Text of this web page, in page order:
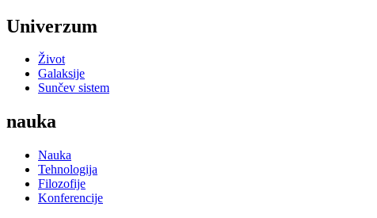
Univerzum
Život
Galaksije
Sunčev sistem
nauka
Nauka
Tehnologija
Filozofije
Konferencije